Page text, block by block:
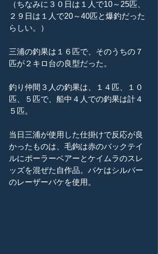
（ちなみに３０日は１人で10～25匹、
２９日は１人で20～40匹と爆釣だった
らしい。）
三浦の釣果は１６匹で、そのうちの７
匹が２キロ台の良型だった。
釣り仲間３人の釣果は、１４匹、１０
匹、５匹で、船中４人での釣果は計４
５匹。
当日三浦が使用した仕掛けで反応が良
かったものは、毛鉤は赤のバックテイ
ルにポーラーベアーとケイムラのスレ
ッズを混ぜた自作品。バケはシルバー
のレーザーバケを使用。